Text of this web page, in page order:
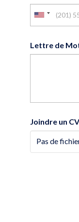
Lettre de
Joindre un CV
Pas de